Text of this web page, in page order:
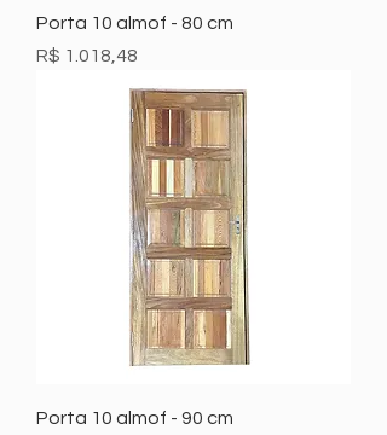
Porta 10 almof - 80 cm
Preço
R$ 1.018,48
Porta 10 almof - 90 cm